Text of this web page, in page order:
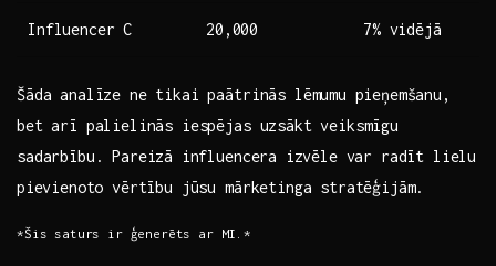
Influencer C 20,000 7% vidējā
Šāda analīze ne tikai paātrinās lēmumu⁢ pieņemšanu,
bet arī palielinās iespējas uzsākt veiksmīgu
sadarbību. Pareizā⁢ influencera ⁢izvēle var radīt⁤ lielu
⁢pievienoto‍ vērtību jūsu mārketinga stratēģijām.
*Šis saturs ir ģenerēts⁤ ar MI.*